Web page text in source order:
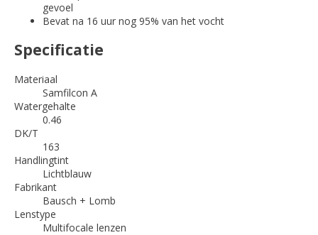
gevoel
Bevat na 16 uur nog 95% van het vocht
Specificatie
Materiaal
Samfilcon A
Watergehalte
0.46
DK/T
163
Handlingtint
Lichtblauw
Fabrikant
Bausch + Lomb
Lenstype
Multifocale lenzen